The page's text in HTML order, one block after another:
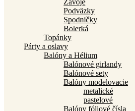
Závoje
Podväzky
Spodničky
Bolerká
Topánky
Párty a oslavy
Balóny a Hélium
Balónové girlandy
Balónové sety
Balóny modelovacie
metalické
pastelové
Balóny fóliové čísla